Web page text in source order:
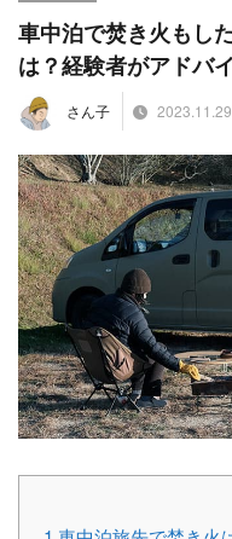
車中泊で焚き火もし
は？経験者がアドバ
さん子 2023.11.29